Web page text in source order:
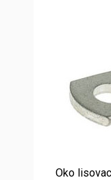
Oko